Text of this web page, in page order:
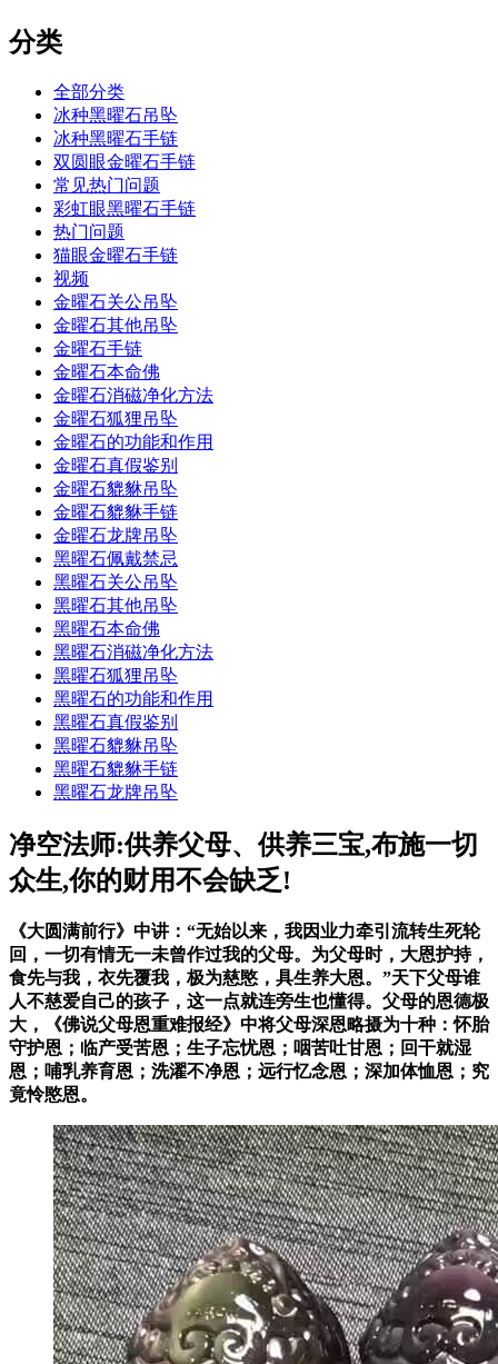
分类
全部分类
冰种黑曜石吊坠
冰种黑曜石手链
双圆眼金曜石手链
常见热门问题
彩虹眼黑曜石手链
热门问题
猫眼金曜石手链
视频
金曜石关公吊坠
金曜石其他吊坠
金曜石手链
金曜石本命佛
金曜石消磁净化方法
金曜石狐狸吊坠
金曜石的功能和作用
金曜石真假鉴别
金曜石貔貅吊坠
金曜石貔貅手链
金曜石龙牌吊坠
黑曜石佩戴禁忌
黑曜石关公吊坠
黑曜石其他吊坠
黑曜石本命佛
黑曜石消磁净化方法
黑曜石狐狸吊坠
黑曜石的功能和作用
黑曜石真假鉴别
黑曜石貔貅吊坠
黑曜石貔貅手链
黑曜石龙牌吊坠
净空法师:供养父母、供养三宝,布施一切
众生,你的财用不会缺乏!
《大圆满前行》中讲：“无始以来，我因业力牵引流转生死轮
回，一切有情无一未曾作过我的父母。为父母时，大恩护持，
食先与我，衣先覆我，极为慈愍，具生养大恩。”天下父母谁
人不慈爱自己的孩子，这一点就连旁生也懂得。父母的恩德极
大，《佛说父母恩重难报经》中将父母深恩略摄为十种：怀胎
守护恩；临产受苦恩；生子忘忧恩；咽苦吐甘恩；回干就湿
恩；哺乳养育恩；洗濯不净恩；远行忆念恩；深加体恤恩；究
竟怜愍恩。